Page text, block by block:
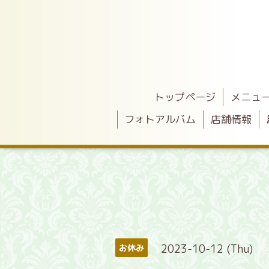
トップページ
メニュ
フォトアルバム
店舗情報
お休み 2023-10-12 (Thu)